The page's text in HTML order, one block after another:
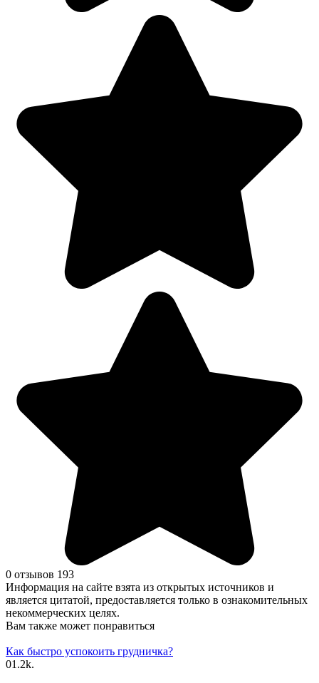
0 отзывов 193
Информация на сайте взята из открытых источников и
является цитатой, предоставляется только в ознакомительных
некоммерческих целях.
Вам также может понравиться
Как быстро успокоить грудничка?
01.2k.